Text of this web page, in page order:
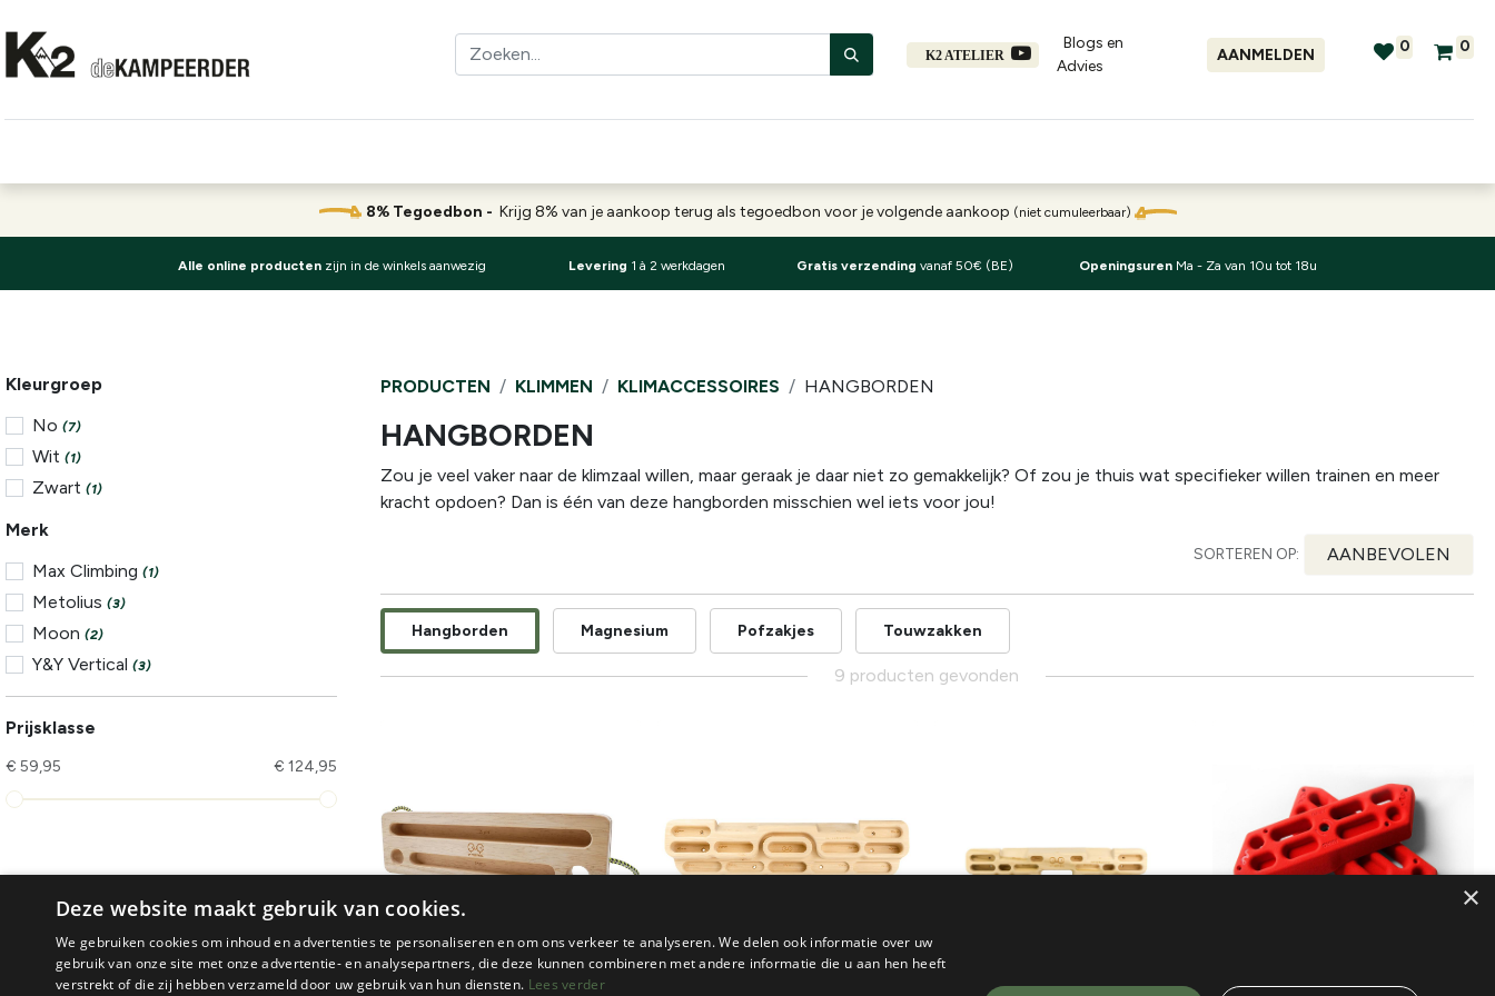
K2 ATELIER
Blogs en
Advies​
AANMELDEN 0 0
8% Tegoedbon - Krijg 8% van je aankoop terug als tegoedbon voor je volgende aankoop (niet cumuleerbaar)
Alle online producten zijn in de winkels aanwezig Levering 1 à 2 werkdagen Gratis verzending vanaf 50€ (BE) Openingsuren Ma - Za van 10u tot 18u
Kleurgroep
No (7)
Wit (1)
Zwart (1)
Merk
Max Climbing (1)
Metolius (3)
Moon (2)
Y&Y Vertical (3)
Prijsklasse
€ 59,95 € 124,95
PRODUCTEN KLIMMEN KLIMACCESSOIRES HANGBORDEN
HANGBORDEN
Zou je veel vaker naar de klimzaal willen, maar geraak je daar niet zo gemakkelijk? Of zou je thuis wat specifieker willen trainen en meer
kracht opdoen? Dan is één van deze hangborden misschien wel iets voor jou!
SORTEREN OP: AANBEVOLEN
Hangborden Magnesium Pofzakjes Touwzakken
9 producten gevonden
×
Deze website maakt gebruik van cookies.
We gebruiken cookies om inhoud en advertenties te personaliseren en om ons verkeer te analyseren. We delen ook informatie over uw
gebruik van onze site met onze advertentie- en analysepartners, die deze kunnen combineren met andere informatie die u aan hen heeft
verstrekt of die zij hebben verzameld door uw gebruik van hun diensten. Lees verder